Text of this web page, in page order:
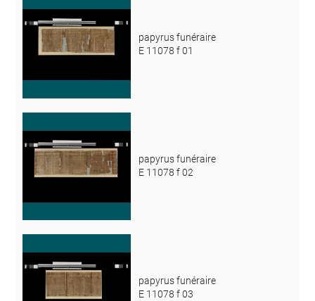
papyrus funéraire
E 11078 f 01
papyrus funéraire
E 11078 f 02
papyrus funéraire
E 11078 f 03